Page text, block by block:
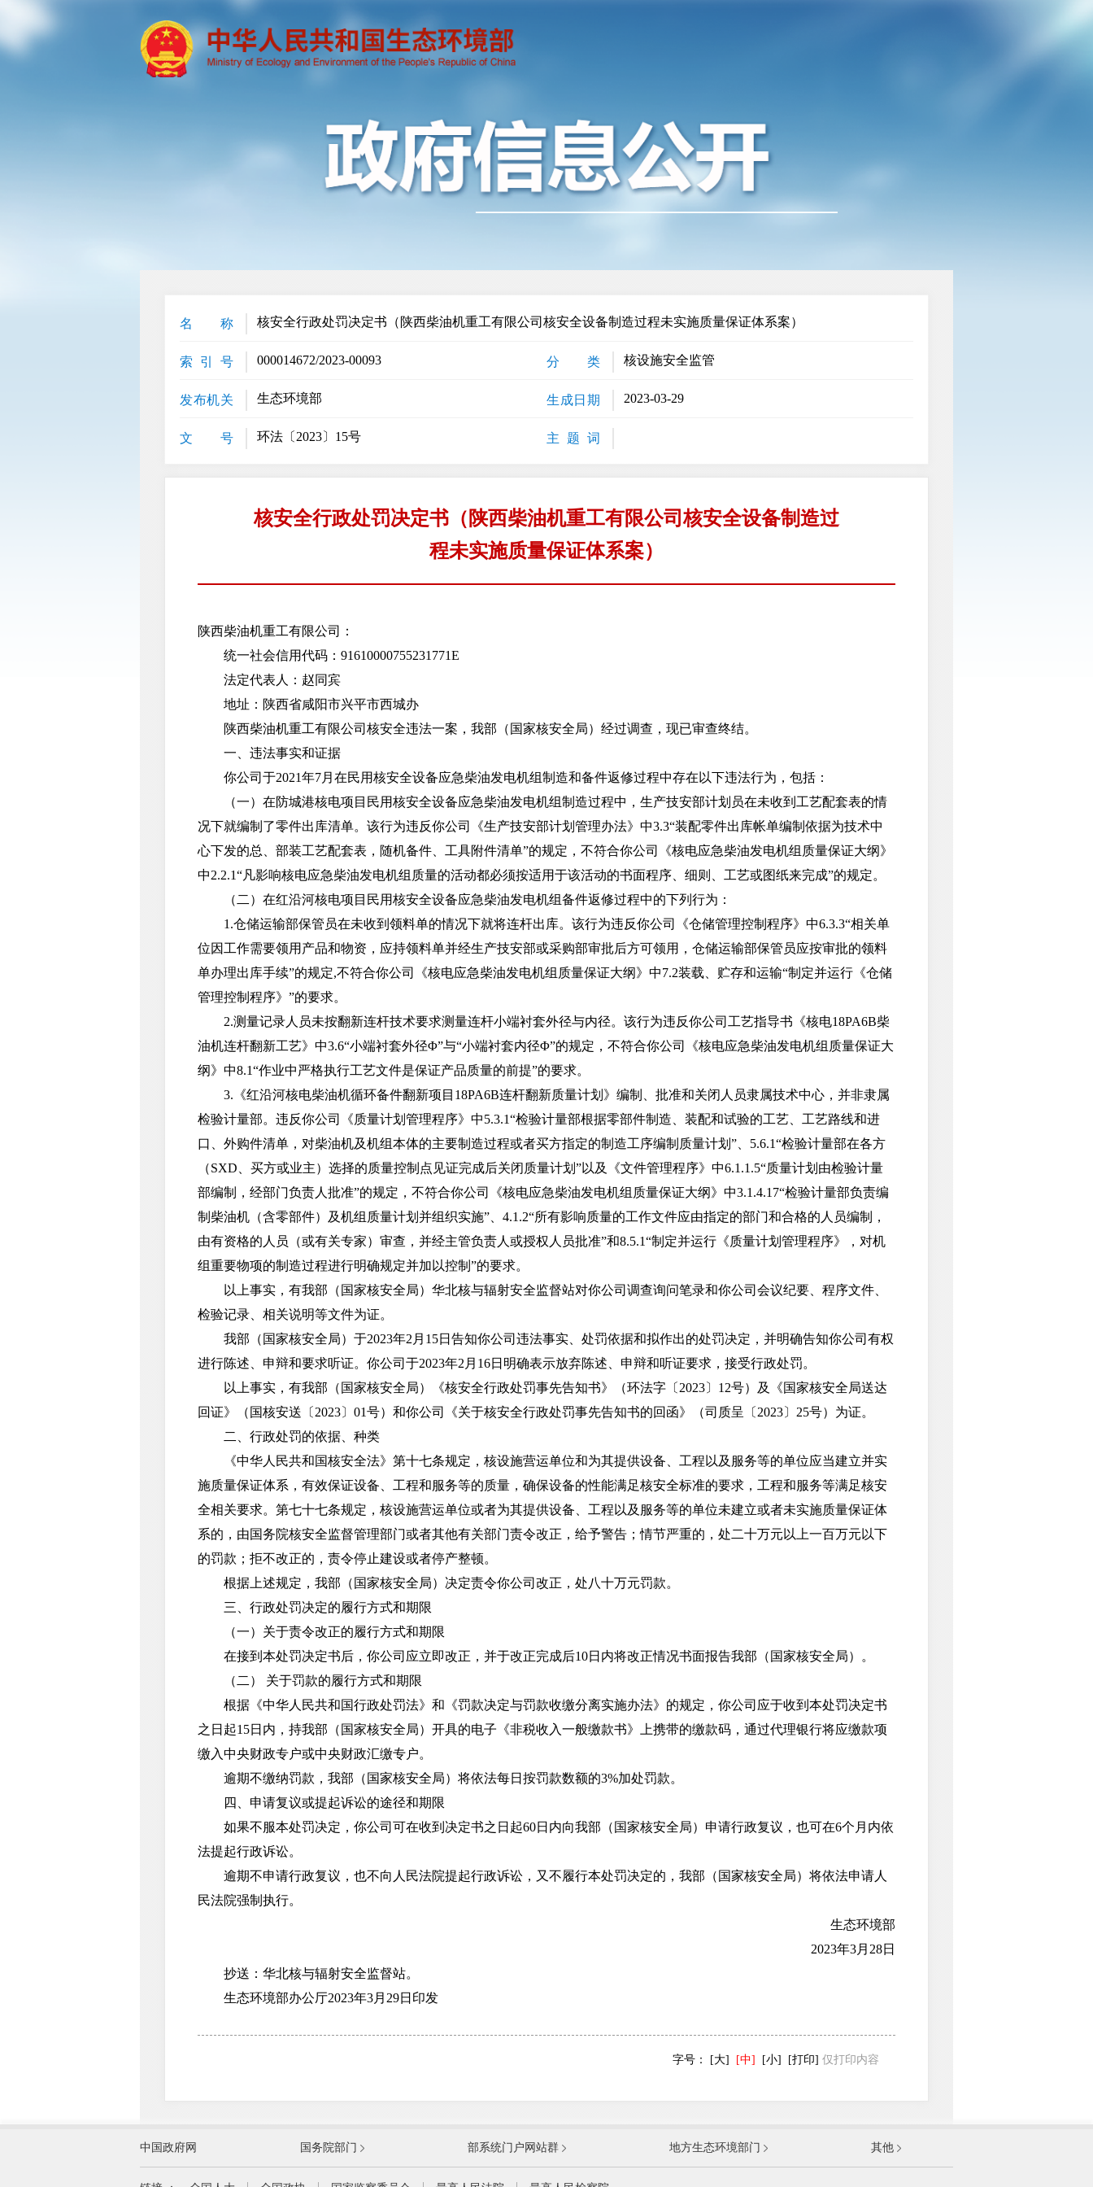
名 称 核安全行政处罚决定书（陕西柴油机重工有限公司核安全设备制造过程未实施质量保证体系案）
索 引 号 000014672/2023-00093 分 类 核设施安全监管
发布机关 生态环境部 生成日期 2023-03-29
文 号 环法〔2023〕15号 主 题 词
核安全行政处罚决定书（陕西柴油机重工有限公司核安全设备制造过
程未实施质量保证体系案）
陕西柴油机重工有限公司：
统一社会信用代码：91610000755231771E
法定代表人：赵同宾
地址：陕西省咸阳市兴平市西城办
陕西柴油机重工有限公司核安全违法一案，我部（国家核安全局）经过调查，现已审查终结。
一、违法事实和证据
你公司于2021年7月在民用核安全设备应急柴油发电机组制造和备件返修过程中存在以下违法行为，包括：
（一）在防城港核电项目民用核安全设备应急柴油发电机组制造过程中，生产技安部计划员在未收到工艺配套表的情
况下就编制了零件出库清单。该行为违反你公司《生产技安部计划管理办法》中3.3“装配零件出库帐单编制依据为技术中
心下发的总、部装工艺配套表，随机备件、工具附件清单”的规定，不符合你公司《核电应急柴油发电机组质量保证大纲》
中2.2.1“凡影响核电应急柴油发电机组质量的活动都必须按适用于该活动的书面程序、细则、工艺或图纸来完成”的规定。
（二）在红沿河核电项目民用核安全设备应急柴油发电机组备件返修过程中的下列行为：
1.仓储运输部保管员在未收到领料单的情况下就将连杆出库。该行为违反你公司《仓储管理控制程序》中6.3.3“相关单
位因工作需要领用产品和物资，应持领料单并经生产技安部或采购部审批后方可领用，仓储运输部保管员应按审批的领料
单办理出库手续”的规定,不符合你公司《核电应急柴油发电机组质量保证大纲》中7.2装载、贮存和运输“制定并运行《仓储
管理控制程序》”的要求。
2.测量记录人员未按翻新连杆技术要求测量连杆小端衬套外径与内径。该行为违反你公司工艺指导书《核电18PA6B柴
油机连杆翻新工艺》中3.6“小端衬套外径Φ”与“小端衬套内径Φ”的规定，不符合你公司《核电应急柴油发电机组质量保证大
纲》中8.1“作业中严格执行工艺文件是保证产品质量的前提”的要求。
3.《红沿河核电柴油机循环备件翻新项目18PA6B连杆翻新质量计划》编制、批准和关闭人员隶属技术中心，并非隶属
检验计量部。违反你公司《质量计划管理程序》中5.3.1“检验计量部根据零部件制造、装配和试验的工艺、工艺路线和进
口、外购件清单，对柴油机及机组本体的主要制造过程或者买方指定的制造工序编制质量计划”、5.6.1“检验计量部在各方
（SXD、买方或业主）选择的质量控制点见证完成后关闭质量计划”以及《文件管理程序》中6.1.1.5“质量计划由检验计量
部编制，经部门负责人批准”的规定，不符合你公司《核电应急柴油发电机组质量保证大纲》中3.1.4.17“检验计量部负责编
制柴油机（含零部件）及机组质量计划并组织实施”、4.1.2“所有影响质量的工作文件应由指定的部门和合格的人员编制，
由有资格的人员（或有关专家）审查，并经主管负责人或授权人员批准”和8.5.1“制定并运行《质量计划管理程序》，对机
组重要物项的制造过程进行明确规定并加以控制”的要求。
以上事实，有我部（国家核安全局）华北核与辐射安全监督站对你公司调查询问笔录和你公司会议纪要、程序文件、
检验记录、相关说明等文件为证。
我部（国家核安全局）于2023年2月15日告知你公司违法事实、处罚依据和拟作出的处罚决定，并明确告知你公司有权
进行陈述、申辩和要求听证。你公司于2023年2月16日明确表示放弃陈述、申辩和听证要求，接受行政处罚。
以上事实，有我部（国家核安全局）《核安全行政处罚事先告知书》（环法字〔2023〕12号）及《国家核安全局送达
回证》（国核安送〔2023〕01号）和你公司《关于核安全行政处罚事先告知书的回函》（司质呈〔2023〕25号）为证。
二、行政处罚的依据、种类
《中华人民共和国核安全法》第十七条规定，核设施营运单位和为其提供设备、工程以及服务等的单位应当建立并实
施质量保证体系，有效保证设备、工程和服务等的质量，确保设备的性能满足核安全标准的要求，工程和服务等满足核安
全相关要求。第七十七条规定，核设施营运单位或者为其提供设备、工程以及服务等的单位未建立或者未实施质量保证体
系的，由国务院核安全监督管理部门或者其他有关部门责令改正，给予警告；情节严重的，处二十万元以上一百万元以下
的罚款；拒不改正的，责令停止建设或者停产整顿。
根据上述规定，我部（国家核安全局）决定责令你公司改正，处八十万元罚款。
三、行政处罚决定的履行方式和期限
（一）关于责令改正的履行方式和期限
在接到本处罚决定书后，你公司应立即改正，并于改正完成后10日内将改正情况书面报告我部（国家核安全局）。
（二） 关于罚款的履行方式和期限
根据《中华人民共和国行政处罚法》和《罚款决定与罚款收缴分离实施办法》的规定，你公司应于收到本处罚决定书
之日起15日内，持我部（国家核安全局）开具的电子《非税收入一般缴款书》上携带的缴款码，通过代理银行将应缴款项
缴入中央财政专户或中央财政汇缴专户。
逾期不缴纳罚款，我部（国家核安全局）将依法每日按罚款数额的3%加处罚款。
四、申请复议或提起诉讼的途径和期限
如果不服本处罚决定，你公司可在收到决定书之日起60日内向我部（国家核安全局）申请行政复议，也可在6个月内依
法提起行政诉讼。
逾期不申请行政复议，也不向人民法院提起行政诉讼，又不履行本处罚决定的，我部（国家核安全局）将依法申请人
民法院强制执行。
生态环境部
2023年3月28日
抄送：华北核与辐射安全监督站。
生态环境部办公厅2023年3月29日印发
字号： [大] [中] [小] [打印] 仅打印内容
外交部 国防部
国家发展和改革委员会
中国政府网 国务院部门 部系统门户网站群 地方生态环境部门 其他